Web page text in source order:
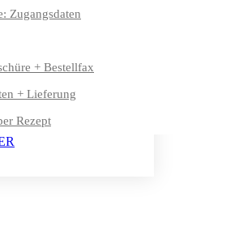
Zugangsdaten
+ Bestellfax
+ Lieferung
Rezept